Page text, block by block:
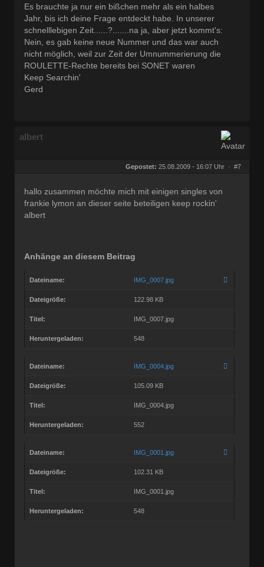
Es brauchte ja nur ein bißchen mehr als ein halbes
Jahr, bis ich deine Frage entdeckt habe. In unserer
schnelllebigen Zeit......?.......na ja, aber jetzt kommt's:
Nein, es gab keine neue Nummer und das war auch
nicht möglich, weil zur Zeit der Umnummerierung die
ROULETTE-Rechte bereits bei SONET waren
Keep Searchin'
Gerd
albert
Gepostet: 25.08.2009 - 16:07 Uhr · #7
hallo zusammen möchte mich mit einigen singles von
frankie lymon an dieser seite beteiligen keep rockin'
albert
Anhänge an diesem Beitrag
Dateiname: IMG_0007.jpg
Dateigröße: 122.98 KB
Titel: IMG_0007.jpg
Heruntergeladen: 548
Dateiname: IMG_0004.jpg
Dateigröße: 105.09 KB
Titel: IMG_0004.jpg
Heruntergeladen: 552
Dateiname: IMG_0001.jpg
Dateigröße: 102.31 KB
Titel: IMG_0001.jpg
Heruntergeladen: 548